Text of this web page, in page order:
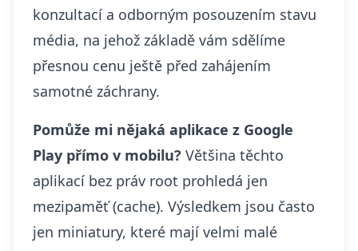
konzultací a odborným posouzením stavu
média, na jehož základě vám sdělíme
přesnou cenu ještě před zahájením
samotné záchrany.
Pomůže mi nějaká aplikace z Google
Play přímo v mobilu? Většina těchto
aplikací bez práv root prohledá jen
mezipaměť (cache). Výsledkem jsou často
jen miniatury, které mají velmi malé